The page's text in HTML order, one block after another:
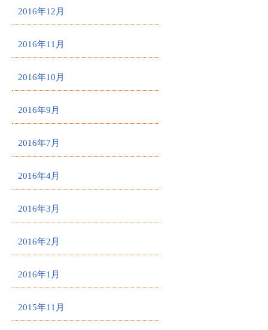
2016年12月
2016年11月
2016年10月
2016年9月
2016年7月
2016年4月
2016年3月
2016年2月
2016年1月
2015年11月